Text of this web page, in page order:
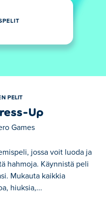
PELIT
Up
Games
jossa voit luoda ja
hahmoja. Käynnistä peli
Mukauta kaikkia
hiuksia,...